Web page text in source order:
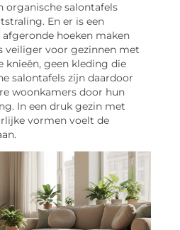
organische salontafels
En er is een
hoeken maken
veiliger voor gezinnen met
knieën, geen kleding die
salontafels zijn daardoor
woonkamers door hun
In een druk gezin met
vormen voelt de